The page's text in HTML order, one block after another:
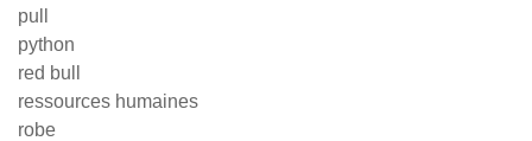
pull
python
red bull
ressources humaines
robe